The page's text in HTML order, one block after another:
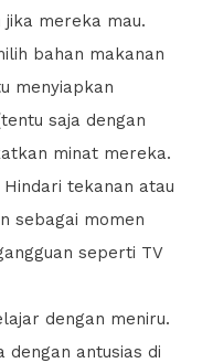
mereka mau.
bahan makanan
menyiapkan
saja dengan
minat mereka.
Hindari tekanan atau
sebagai momen
seperti TV
dengan meniru.
dengan antusias di